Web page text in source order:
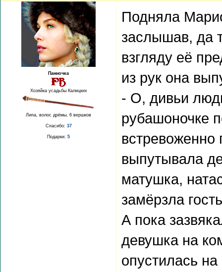
Панночка
Хозяйка усадьбы Калицких
Липа, волос дрёмы, 6 вершков
Спасибо: 37
Подарки: 5
Подняла
заслышав, да
взгляду её
из рук она
- О, дивьи
рубашоночке
выпутывала
матушка,
замёрзла
А пока
девушка на
опустилась